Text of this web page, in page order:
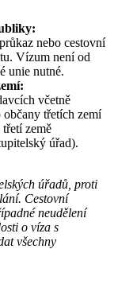
nebo cestovní
Vízum není od
unie nutné.
včetně
třetích zemí
země
úřad).
úřadů, proti
Cestovní
neudělení
o víza s
všechny